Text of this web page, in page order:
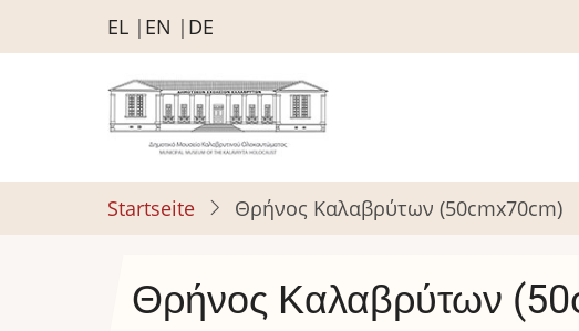
zum
EL EN DE
Startseite Θρήνος Καλαβρύτων (50cmx70cm)
Θρήνος Καλαβρύτων